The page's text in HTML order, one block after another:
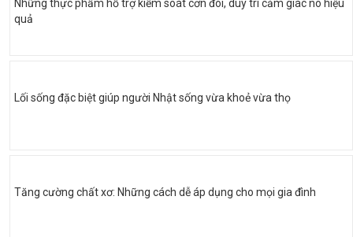
Những thực phẩm hỗ trợ kiểm soát cơn đói, duy trì cảm giác no hiệu
quả
Lối sống đặc biệt giúp người Nhật sống vừa khoẻ vừa thọ
Tăng cường chất xơ: Những cách dễ áp dụng cho mọi gia đình